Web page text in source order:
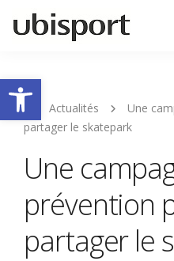
Ouvrir la barre
Actualités
Une
partager le skatepark
Une
prévention
partager le